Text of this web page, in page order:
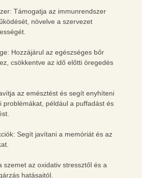
Támogatja az immunrendszer
növelve a szervezet
Hozzájárul az egészséges bőr
csökkentve az idő előtti öregedés
az emésztést és segít enyhíteni
problémákat, például a puffadást és
Segít javítani a memóriát és az
szemet az oxidativ stressztől és a
hatásaitól.